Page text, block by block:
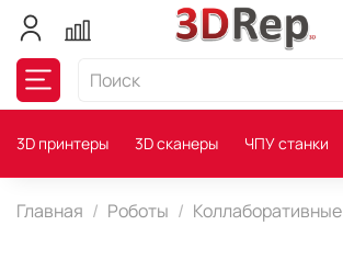
3D принтеры 3D сканеры ЧПУ станки
Главная Роботы Коллаборативные